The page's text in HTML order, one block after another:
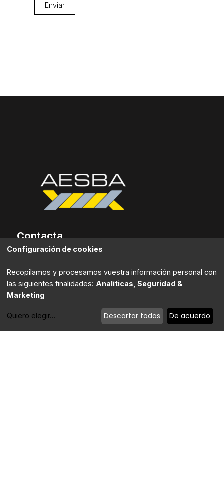
Enviar
Contacta
B-215, 2ª Planta. 11370. Los Barrios (Cádiz).
(+34) 956 631 586
secretaria@aesba.com
Modificar cookies
Configuración de cookies
Recopilamos y procesamos vuestra información personal con
las siguientes finalidades: Analíticas, Seguridad &
Marketing
Quiero elegir... Descartar todas De acuerdo